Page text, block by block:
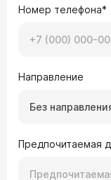
Номер телефона*
Направление
Без
Предпочитаемая